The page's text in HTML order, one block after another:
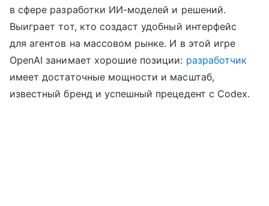
в сфере разработки ИИ-моделей и решений.
Выиграет тот, кто создаст удобный интерфейс
для агентов на массовом рынке. И в этой игре
OpenAI занимает хорошие позиции: разработчик
имеет достаточные мощности и масштаб,
известный бренд и успешный прецедент с Codex.